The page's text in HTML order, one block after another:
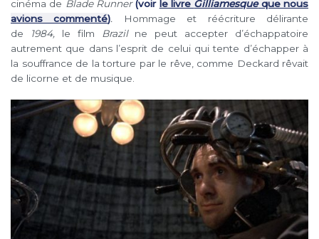
cinéma de Blade Runner(voir le livre Gilliamesqueque nous
avions commenté). Hommage et réécriture délirante
de
1984, le film Brazilne peut accepter d’échappatoire
autrement que dans l’esprit de celui qui tente d’échapper à
la souffrance de la torture par le rêve, comme Deckard rêvait
de licorne et de musique.